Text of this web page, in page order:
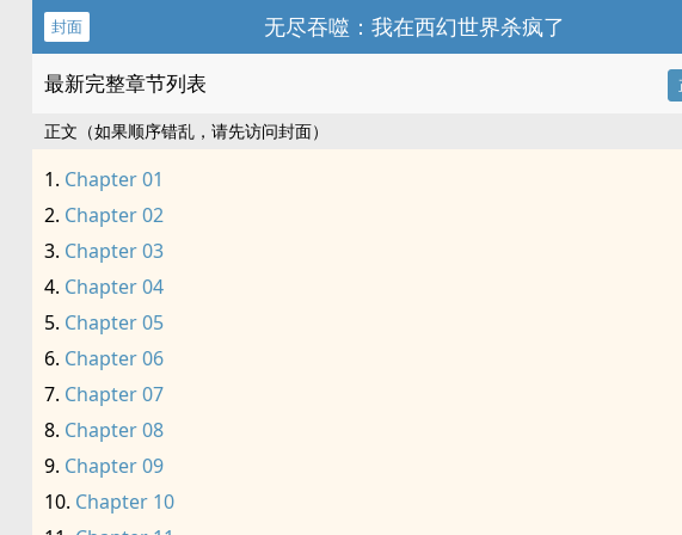
封面 无尽吞噬：我在西幻世界杀疯了
最新完整章节列表
正文（如果顺序错乱，请先访问封面）
Chapter 01
Chapter 02
Chapter 03
Chapter 04
Chapter 05
Chapter 06
Chapter 07
Chapter 08
Chapter 09
Chapter 10